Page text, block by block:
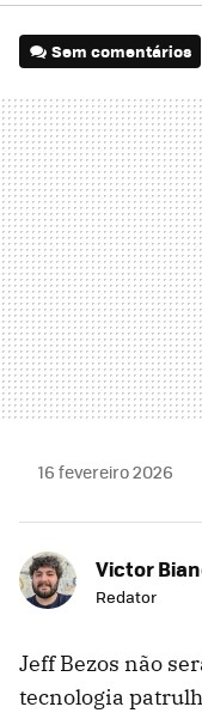
Sem comentários
16 fevereiro 2026
Victor
Redator
Jeff Bezos não
tecnologia